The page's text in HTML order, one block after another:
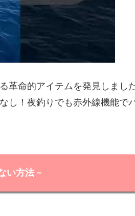
革命的アイテムを発見しまし
し！夜釣りでも赤外線機能で
い方法－